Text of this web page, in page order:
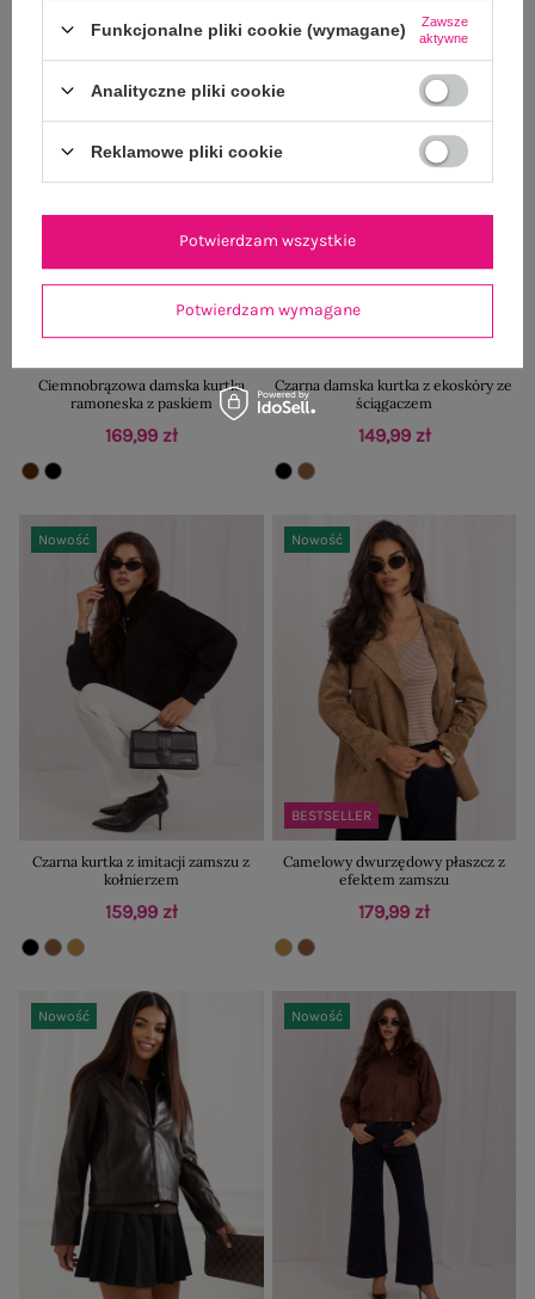
BESTSELLER
Nowość
Ciemnobrązowa damska kurtka
ramoneska z paskiem
169,99 zł
BESTSELLER
Nowość
Czarna damska kurtka z ekoskóry ze
ściągaczem
149,99 zł
Nowość
Czarna kurtka z imitacji zamszu z
kołnierzem
159,99 zł
BESTSELLER
Nowość
Camelowy dwurzędowy płaszcz z
efektem zamszu
179,99 zł
Nowość Nowość
Funkcjonalne pliki cookie (wymagane)
Zawsze
aktywne
Analityczne pliki cookie
Reklamowe pliki cookie
Potwierdzam wymagane
Potwierdzam wszystkie